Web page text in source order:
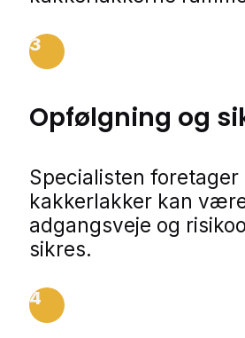
3
Opfølgning og
Specialisten
kakkerlakker kan
adgangsveje og
sikres.
4